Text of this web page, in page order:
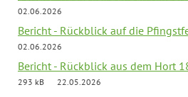
02.06.2026
Bericht - Rückblick auf die
02.06.2026
Bericht - Rückblick aus dem Hort
293 kB
22.05.2026